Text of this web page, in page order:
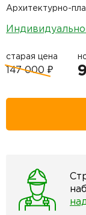
Архитектурно-
старая цена
147 000 ₽